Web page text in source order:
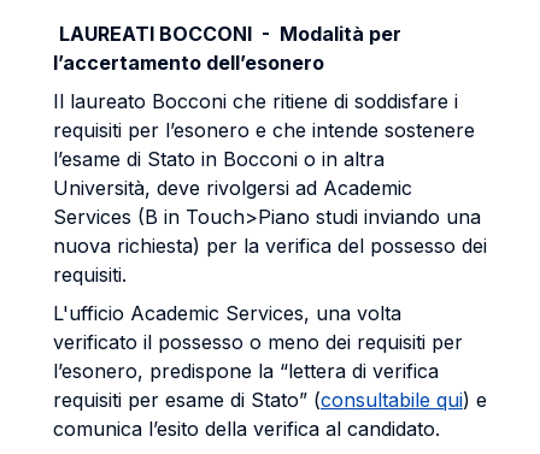
LAUREATI BOCCONI - Modalità per
l’accertamento dell’esonero
Il laureato Bocconi che ritiene di soddisfare i
requisiti per l’esonero e che intende sostenere
l’esame di Stato in Bocconi o in altra
Università, deve rivolgersi ad Academic
Services (B in Touch>Piano studi inviando una
nuova richiesta) per la verifica del possesso dei
requisiti.
L'ufficio Academic Services, una volta
verificato il possesso o meno dei requisiti per
l’esonero, predispone la “lettera di verifica
requisiti per esame di Stato” (consultabile qui) e
comunica l’esito della verifica al candidato.